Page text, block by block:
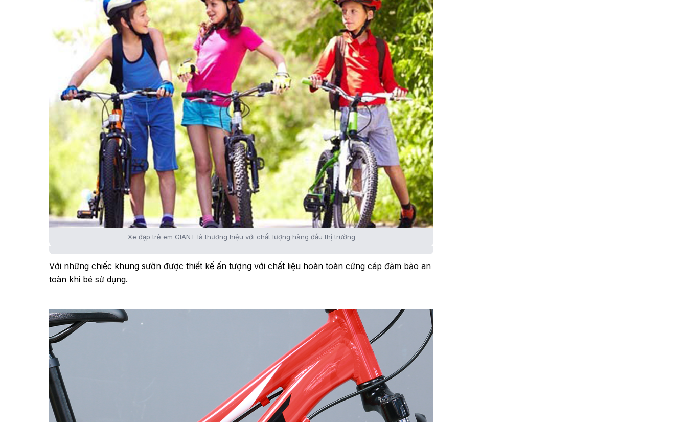
Xe đạp trẻ em GIANT là thương hiệu với chất lượng hàng đầu thị trường
Với những chiếc khung sườn được thiết kế ấn tượng với chất liệu hoàn toàn cứng cáp đảm bảo an
toàn khi bé sử dụng.